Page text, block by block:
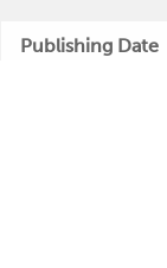
Publishing Date